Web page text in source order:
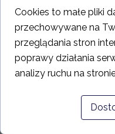
Cookies to małe pliki
przechowywane na
przeglądania stron
poprawy działania
analizy ruchu na